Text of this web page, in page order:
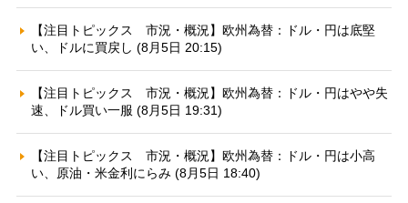
【注目トピックス 市況・概況】欧州為替：ドル・円は底堅
い、ドルに買戻し (8月5日 20:15)
【注目トピックス 市況・概況】欧州為替：ドル・円はやや失
速、ドル買い一服 (8月5日 19:31)
【注目トピックス 市況・概況】欧州為替：ドル・円は小高
い、原油・米金利にらみ (8月5日 18:40)